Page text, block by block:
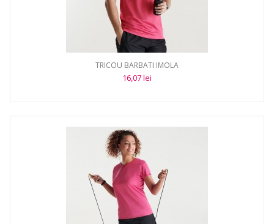
TRICOU BARBATI IMOLA
16,07 lei